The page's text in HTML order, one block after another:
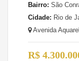
Bairro: São
Cidade: Rio de
Avenida
R$